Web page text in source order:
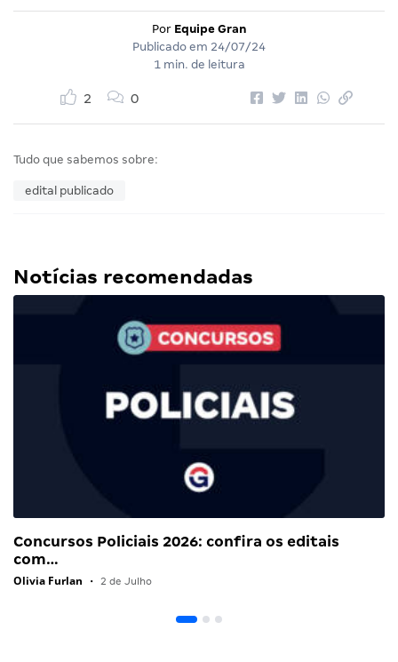
Por Equipe Gran
Publicado em 24/07/24
1 min. de leitura
2 0
Tudo que sabemos sobre:
edital publicado
Notícias recomendadas
Concursos Policiais 2026: confira os editais
com…
Olivia Furlan • 2 de Julho